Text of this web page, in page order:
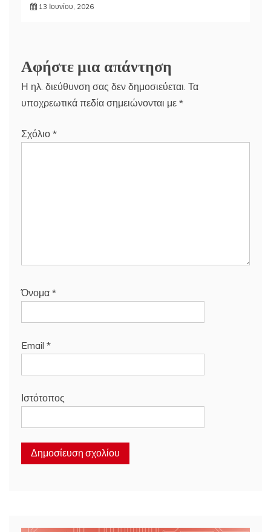
13 Ιουνίου, 2026
Αφήστε μια απάντηση
Η ηλ. διεύθυνση σας δεν δημοσιεύεται. Τα
υποχρεωτικά πεδία σημειώνονται με *
Σχόλιο *
Όνομα *
Email *
Ιστότοπος